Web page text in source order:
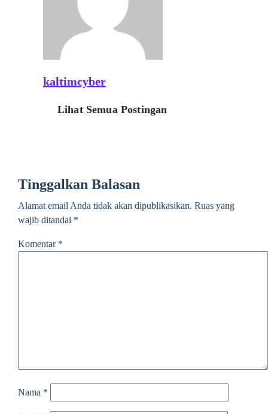
kaltimcyber
Lihat Semua Postingan
Tinggalkan Balasan
Alamat email Anda tidak akan dipublikasikan. Ruas yang
wajib ditandai *
Komentar *
Nama *